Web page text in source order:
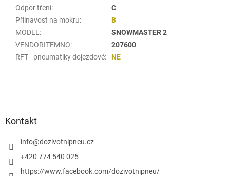
Odpor tření:
C
Přilnavost na mokru:
B
MODEL :
SNOWMASTER 2
VENDORITEMNO:
207600
RFT - pneumatiky dojezdové: NE
Kontakt
info@dozivotnipneu.cz
+420 774 540 025
https://www.facebook.com/dozivotnipneu/